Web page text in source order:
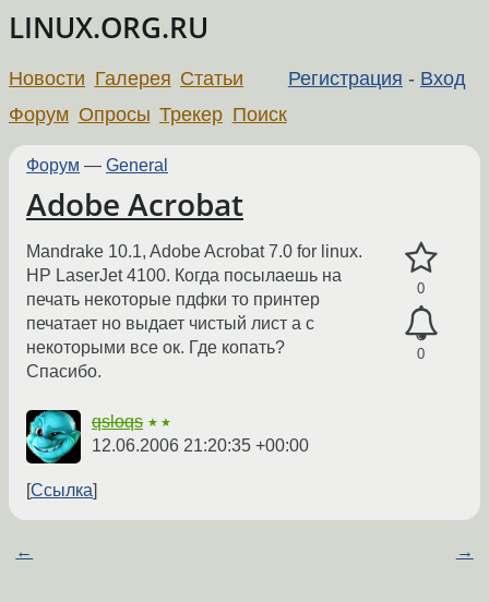
LINUX.ORG.RU
Регистрация - Вход
Новости Галерея Статьи
Форум Опросы Трекер Поиск
Форум — General
Adobe Acrobat
0
0
Mandrake 10.1, Adobe Acrobat 7.0 for linux.
HP LaserJet 4100. Когда посылаешь на
печать некоторые пдфки то принтер
печатает но выдает чистый лист а с
некоторыми все ок. Где копать?
Спасибо.
qsloqs ★★
12.06.2006 21:20:35 +00:00
Ссылка
← →